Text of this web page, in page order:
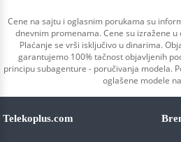
Cene na sajtu i oglasnim porukama su
dnevnim promenama. Cene su izražene
Plaćanje se vrši isključivo u dinarima.
garantujemo 100% tačnost objavljenih
principu subagenture - poručivanja modela.
oglašene modele
Telekoplus.com